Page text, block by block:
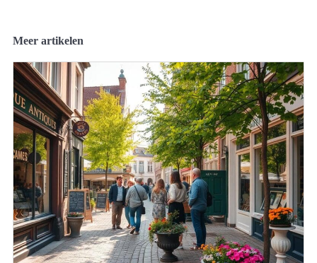
Meer artikelen